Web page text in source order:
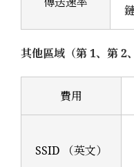
其他區域（第 1、第 2
費用
SSID （英文）